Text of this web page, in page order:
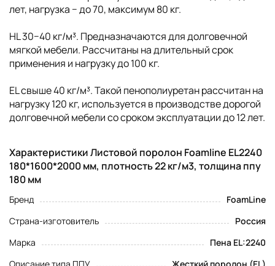
лет, нагрузка − до 70, максимум 80 кг.
HL 30−40 кг/м³. Предназначаются для долговечной
мягкой мебели. Рассчитаны на длительный срок
применения и нагрузку до 100 кг.
EL свыше 40 кг/м³. Такой пенополиуретан рассчитан на
нагрузку 120 кг, используется в производстве дорогой
долговечной мебели со сроком эксплуатации до 12 лет.
Характеристики Листовой поролон Foamline EL2240
180*1600*2000 мм, плотность 22 кг/м3, толщина ппу
180 мм
Бренд
FoamLine
Страна-изготовитель
Россия
Марка
Пена EL:2240